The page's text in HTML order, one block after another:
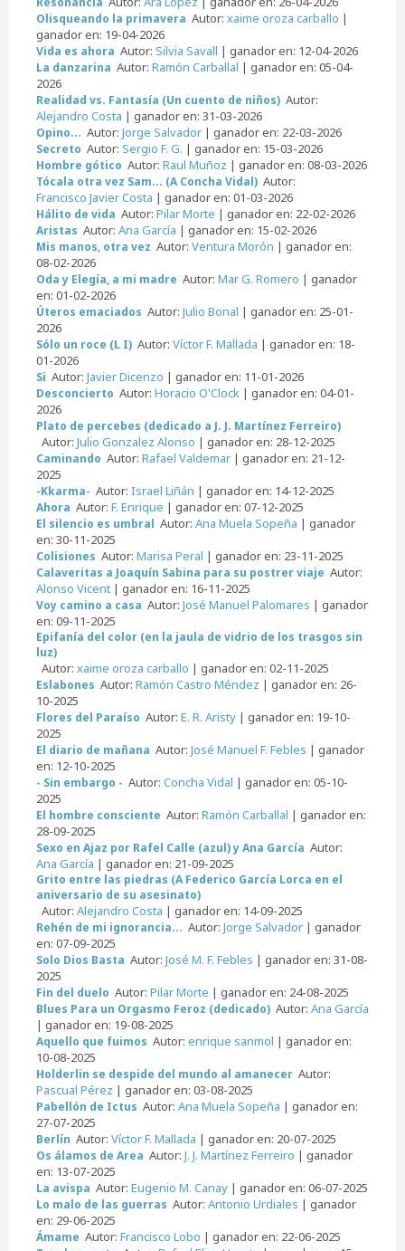
Olisqueando la primavera Autor: xaime oroza carballo |
ganador en: 19-04-2026
Vida es ahora Autor: Silvia Savall | ganador en: 12-04-2026
La danzarina Autor: Ramón Carballal | ganador en: 05-04-
2026
Realidad vs. Fantasía (Un cuento de niños) Autor:
Alejandro Costa | ganador en: 31-03-2026
Opino... Autor: Jorge Salvador | ganador en: 22-03-2026
Secreto Autor: Sergio F. G. | ganador en: 15-03-2026
Hombre gótico Autor: Raul Muñoz | ganador en: 08-03-2026
Tócala otra vez Sam... (A Concha Vidal) Autor:
Francisco Javier Costa | ganador en: 01-03-2026
Hálito de vida Autor: Pilar Morte | ganador en: 22-02-2026
Aristas Autor: Ana García | ganador en: 15-02-2026
Mis manos, otra vez Autor: Ventura Morón | ganador en:
08-02-2026
Oda y Elegía, a mi madre Autor: Mar G. Romero | ganador
en: 01-02-2026
Úteros emaciados Autor: Julio Bonal | ganador en: 25-01-
2026
Sólo un roce (L I) Autor: Víctor F. Mallada | ganador en: 18-
01-2026
Si Autor: Javier Dicenzo | ganador en: 11-01-2026
Desconcierto Autor: Horacio O'Clock | ganador en: 04-01-
2026
Plato de percebes (dedicado a J. J. Martínez Ferreiro)
Autor: Julio Gonzalez Alonso | ganador en: 28-12-2025
Caminando Autor: Rafael Valdemar | ganador en: 21-12-
2025
-Kkarma- Autor: Israel Liñán | ganador en: 14-12-2025
Ahora Autor: F. Enrique | ganador en: 07-12-2025
El silencio es umbral Autor: Ana Muela Sopeña | ganador
en: 30-11-2025
Colisiones Autor: Marisa Peral | ganador en: 23-11-2025
Calaveritas a Joaquín Sabina para su postrer viaje Autor:
Alonso Vicent | ganador en: 16-11-2025
Voy camino a casa Autor: José Manuel Palomares | ganador
en: 09-11-2025
Epifanía del color (en la jaula de vidrio de los trasgos sin
luz)
Autor: xaime oroza carballo | ganador en: 02-11-2025
Eslabones Autor: Ramón Castro Méndez | ganador en: 26-
10-2025
Flores del Paraíso Autor: E. R. Aristy | ganador en: 19-10-
2025
El diario de mañana Autor: José Manuel F. Febles | ganador
en: 12-10-2025
- Sin embargo - Autor: Concha Vidal | ganador en: 05-10-
2025
El hombre consciente Autor: Ramón Carballal | ganador en:
28-09-2025
Sexo en Ajaz por Rafel Calle (azul) y Ana García Autor:
Ana García | ganador en: 21-09-2025
Grito entre las piedras (A Federico García Lorca en el
aniversario de su asesinato)
Autor: Alejandro Costa | ganador en: 14-09-2025
Rehén de mi ignorancia... Autor: Jorge Salvador | ganador
en: 07-09-2025
Solo Dios Basta Autor: José M. F. Febles | ganador en: 31-08-
2025
Fin del duelo Autor: Pilar Morte | ganador en: 24-08-2025
Blues Para un Orgasmo Feroz (dedicado) Autor: Ana García
| ganador en: 19-08-2025
Aquello que fuimos Autor: enrique sanmol | ganador en:
10-08-2025
Holderlin se despide del mundo al amanecer Autor:
Pascual Pérez | ganador en: 03-08-2025
Pabellón de Ictus Autor: Ana Muela Sopeña | ganador en:
27-07-2025
Berlín Autor: Víctor F. Mallada | ganador en: 20-07-2025
Os álamos de Area Autor: J. J. Martínez Ferreiro | ganador
en: 13-07-2025
La avispa Autor: Eugenio M. Canay | ganador en: 06-07-2025
Lo malo de las guerras Autor: Antonio Urdiales | ganador
en: 29-06-2025
Ámame Autor: Francisco Lobo | ganador en: 22-06-2025